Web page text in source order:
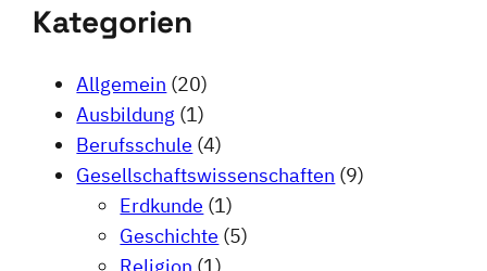
Kategorien
Allgemein (20)
Ausbildung (1)
Berufsschule (4)
Gesellschaftswissenschaften (9)
Erdkunde (1)
Geschichte (5)
Religion (1)